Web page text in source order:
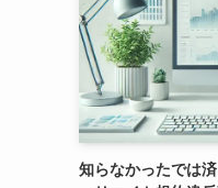
知らなかったでは